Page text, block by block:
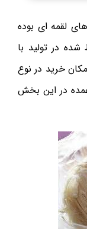
لقمه ای بوده
در تولید با
خرید در نوع
در این بخش